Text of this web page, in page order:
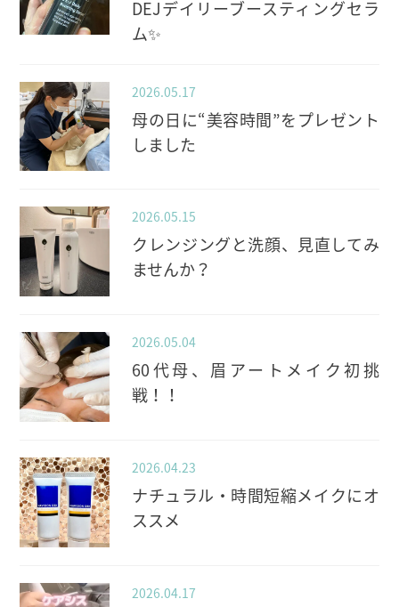
DEJデイリーブースティングセラ
ム✨️
2026.05.17
母の日に“美容時間”をプレゼント
しました
2026.05.15
クレンジングと洗顔、見直してみ
ませんか？
2026.05.04
60代母、眉アートメイク初挑
戦！！
2026.04.23
ナチュラル・時間短縮メイクにオ
ススメ
2026.04.17